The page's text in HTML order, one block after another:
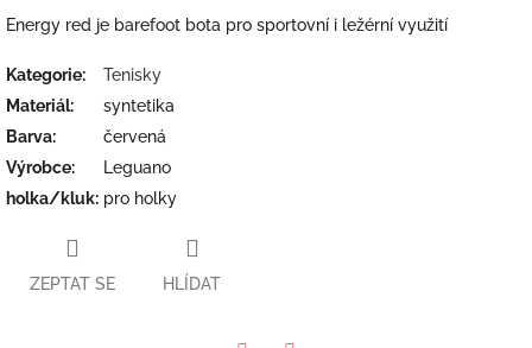
Energy red je barefoot bota pro sportovní i ležérní využití
Kategorie:
Tenisky
Materiál:
syntetika
Barva:
červená
Výrobce:
Leguano
holka/kluk: pro holky
ZEPTAT SE HLÍDAT